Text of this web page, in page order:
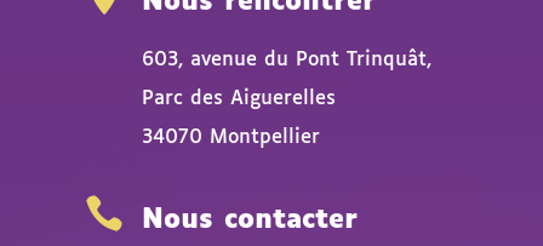
603, avenue du Pont Trinquât,
Parc des Aiguerelles
34070 Montpellier
 Nous contacter